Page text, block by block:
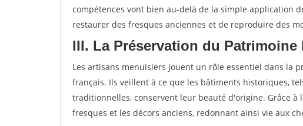
compétences vont bien au-delà de la simple application
restaurer des fresques anciennes et de reproduire des
III. La Préservation du Patrimoine
Les artisans menuisiers jouent un rôle essentiel dans la
français. Ils veillent à ce que les bâtiments historiques,
traditionnelles, conservent leur beauté d'origine. Grâce
fresques et les décors anciens, redonnant ainsi vie aux